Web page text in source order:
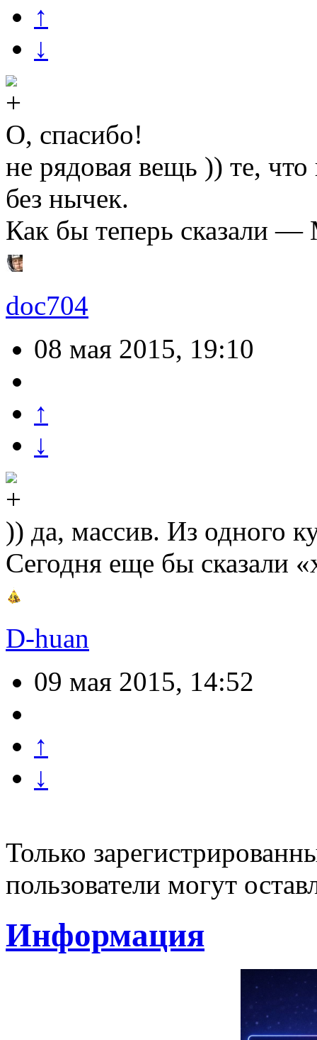
↑
↓
О, спасибо!
не рядовая вещь )) те,
без нычек.
Как бы теперь сказали
doc704
08 мая 2015, 19:10
↑
↓
)) да, массив. Из одного
Сегодня еще бы сказали
D-huan
09 мая 2015, 14:52
↑
↓
Только
пользователи могут
Информация